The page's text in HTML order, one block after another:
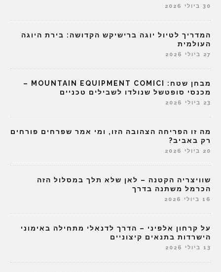
30 ביולי 2026
המדריך לטיול יוגה ברישיקש הקדושה: בירת היוגה
העולמית
27 ביולי 2026
מבחן שטח: MOUNTAIN EQUIPMENT COMICI –
מכנסי סופטשל שנולדו לשבילים טכניים
23 ביולי 2026
מה זו הפריחה הצהובה הזו, ומי אמר שפרחים פורחים
רק באביב?
20 ביולי 2026
שוויצריה הקטנה – לאן שלא תלך במסלול הזה
הכרמל משתנה בדרך
16 ביולי 2026
על קרחון אלפיני – הדרך לדנאלי מתחילה באימוני
הישרדות בתנאים קיצוניים
13 ביולי 2026